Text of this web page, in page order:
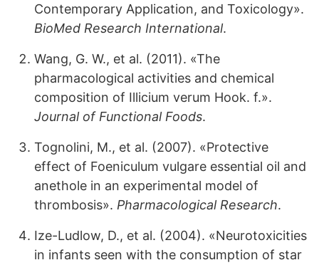
Contemporary Application, and Toxicology».
BioMed Research International.
Wang, G. W., et al. (2011). «The
pharmacological activities and chemical
composition of Illicium verum Hook. f.».
Journal of Functional Foods.
Tognolini, M., et al. (2007). «Protective
effect of Foeniculum vulgare essential oil and
anethole in an experimental model of
thrombosis». Pharmacological Research.
Ize-Ludlow, D., et al. (2004). «Neurotoxicities
in infants seen with the consumption of star